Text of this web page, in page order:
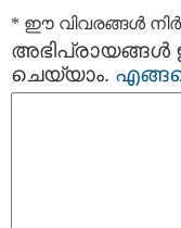
* ഈ വിവരങ്ങള്‍
അഭിപ്രായങ്ങള്‍
ചെയ്യാം.